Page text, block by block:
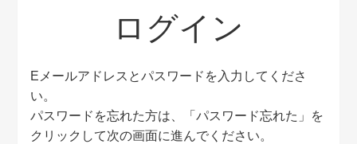
ログイン
Eメールアドレスとパスワードを入力してくださ
い。
パスワードを忘れた方は、「パスワード忘れた」を
クリックして次の画面に進んでください。